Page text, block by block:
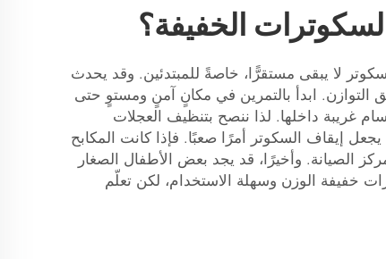
الخفيفة؟
لا يبقى مستقرًّا، خاصةً للمبتدئين. وقد يحدث
التوازن. ابدأ بالتمرين في مكانٍ آمنٍ ومستوٍ حتى
غريبة داخلها. لذا ننصح بتنظيف العجلات
إيقاف السكوتر أمرًا صعبًا. فإذا كانت المكابح
وأخيرًا، قد يجد بعض الأطفال الصغار
الوزن وسهلة الاستخدام، لكن تعلّم